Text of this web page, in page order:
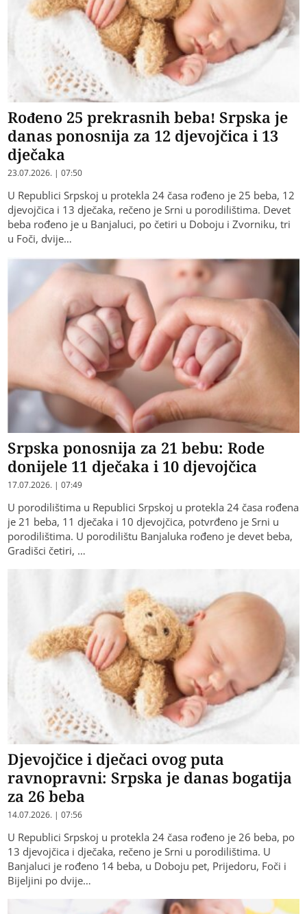
Rođeno 25 prekrasnih beba! Srpska je
danas ponosnija za 12 djevojčica i 13
dječaka
23.07.2026. | 07:50
U Republici Srpskoj u protekla 24 časa rođeno je 25 beba, 12
djevojčica i 13 dječaka, rečeno je Srni u porodilištima. Devet
beba rođeno je u Banjaluci, po četiri u Doboju i Zvorniku, tri
u Foči, dvije…
Srpska ponosnija za 21 bebu: Rode
donijele 11 dječaka i 10 djevojčica
17.07.2026. | 07:49
U porodilištima u Republici Srpskoj u protekla 24 časa rođena
je 21 beba, 11 dječaka i 10 djevojčica, potvrđeno je Srni u
porodilištima. U porodilištu Banjaluka rođeno je devet beba,
Gradišci četiri, …
Djevojčice i dječaci ovog puta
ravnopravni: Srpska je danas bogatija
za 26 beba
14.07.2026. | 07:56
U Republici Srpskoj u protekla 24 časa rođeno je 26 beba, po
13 djevojčica i dječaka, rečeno je Srni u porodilištima. U
Banjaluci je rođeno 14 beba, u Doboju pet, Prijedoru, Foči i
Bijeljini po dvije…